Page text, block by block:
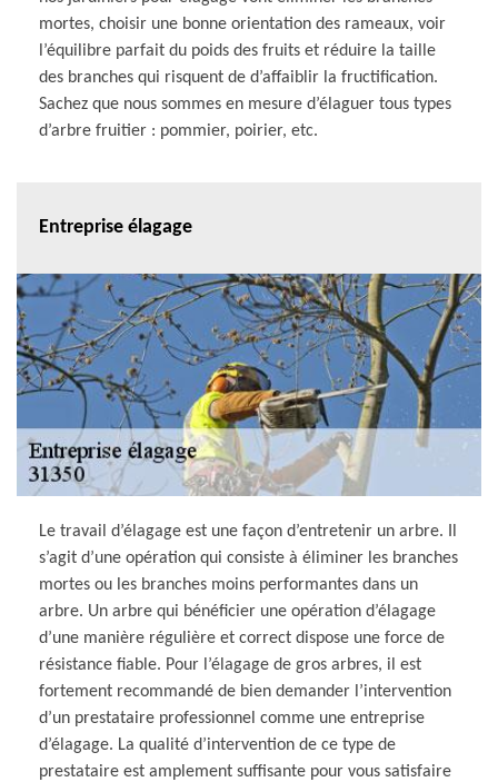
mortes, choisir une bonne orientation des rameaux, voir
l’équilibre parfait du poids des fruits et réduire la taille
des branches qui risquent de d’affaiblir la fructification.
Sachez que nous sommes en mesure d’élaguer tous types
d’arbre fruitier : pommier, poirier, etc.
Entreprise élagage
Le travail d’élagage est une façon d’entretenir un arbre. Il
s’agit d’une opération qui consiste à éliminer les branches
mortes ou les branches moins performantes dans un
arbre. Un arbre qui bénéficier une opération d’élagage
d’une manière régulière et correct dispose une force de
résistance fiable. Pour l’élagage de gros arbres, il est
fortement recommandé de bien demander l’intervention
d’un prestataire professionnel comme une entreprise
d’élagage. La qualité d’intervention de ce type de
prestataire est amplement suffisante pour vous satisfaire